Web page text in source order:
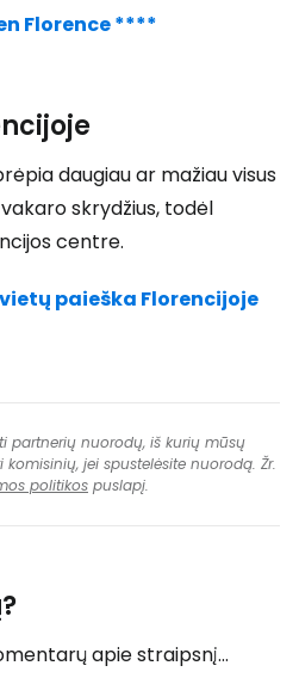
Florence ****
daugiau ar mažiau visus
skrydžius, todėl
centre.
paieška Florencijoje
partnerių nuorodų, iš kurių mūsų
jei spustelėsite nuorodą. Žr.
politikos puslapį.
apie straipsnį...